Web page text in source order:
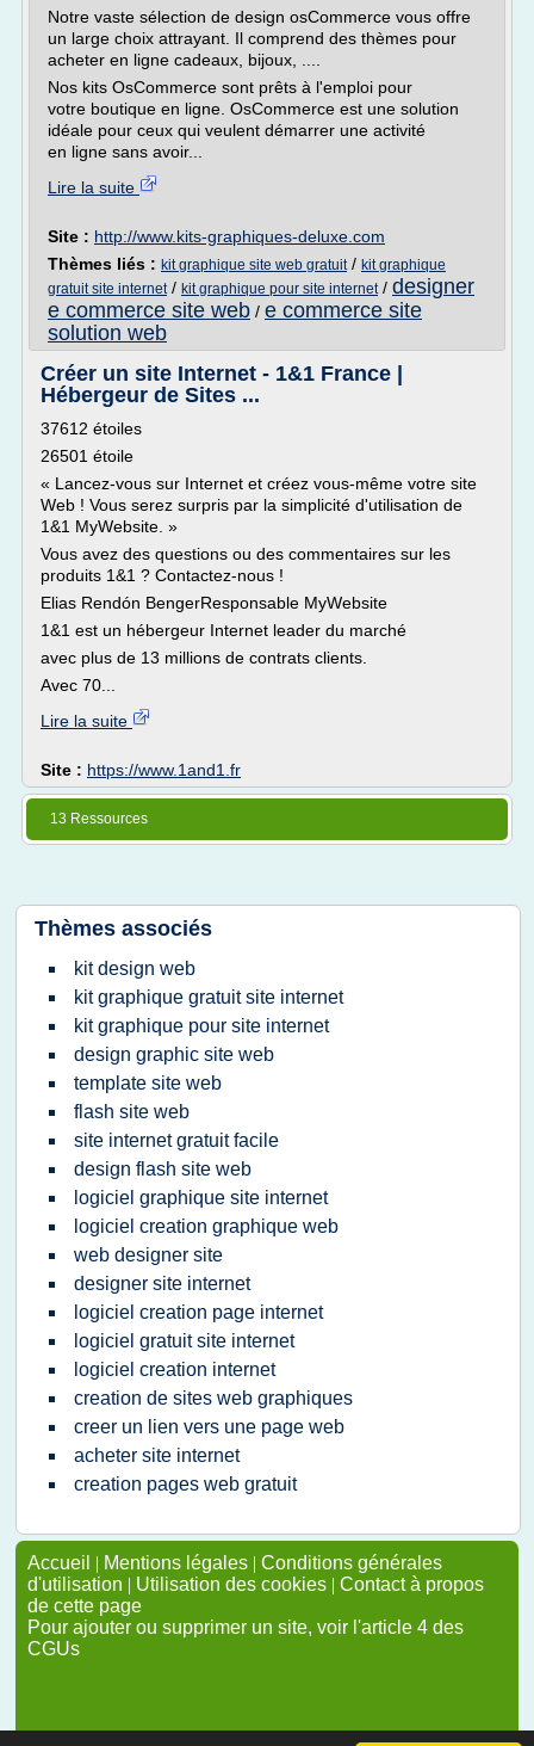
Notre vaste sélection de design osCommerce vous offre
un large choix attrayant. Il comprend des thèmes pour
acheter en ligne cadeaux, bijoux, ....
Nos kits OsCommerce sont prêts à l'emploi pour
votre boutique en ligne. OsCommerce est une solution
idéale pour ceux qui veulent démarrer une activité
en ligne sans avoir...
Lire la suite
Site : http://www.kits-graphiques-deluxe.com
Thèmes liés : kit graphique site web gratuit/ kit graphique
gratuit site internet/ kit graphique pour site internet/ designer
e commerce site web / e commerce site
solution web
Créer un site Internet - 1&1 France |
Hébergeur de Sites ...
37612 étoiles
26501 étoile
« Lancez-vous sur Internet et créez vous-même votre site
Web ! Vous serez surpris par la simplicité d'utilisation de
1&1 MyWebsite. »
Vous avez des questions ou des commentaires sur les
produits 1&1 ? Contactez-nous !
Elias Rendón BengerResponsable MyWebsite
1&1 est un hébergeur Internet leader du marché
avec plus de 13 millions de contrats clients.
Avec 70...
Lire la suite
Site : https://www.1and1.fr
13 Ressources
Thèmes associés
kit design web
kit graphique gratuit site internet
kit graphique pour site internet
design graphic site web
template site web
flash site web
site internet gratuit facile
design flash site web
logiciel graphique site internet
logiciel creation graphique web
web designer site
designer site internet
logiciel creation page internet
logiciel gratuit site internet
logiciel creation internet
creation de sites web graphiques
creer un lien vers une page web
acheter site internet
creation pages web gratuit
Accueil | Mentions légales | Conditions générales
d'utilisation | Utilisation des cookies | Contact à propos
de cette page
Pour ajouter ou supprimer un site, voir l'article 4 des
CGUs